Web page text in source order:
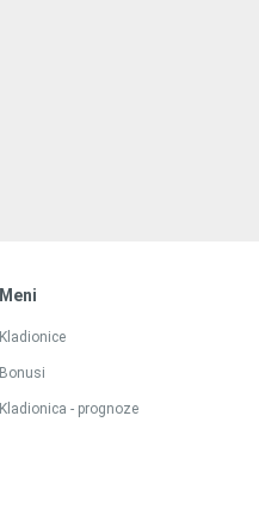
Meni
Kladionice
Bonusi
Kladionica - prognoze